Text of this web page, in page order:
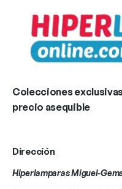
Colecciones
precio asequible
Dirección
Hiperlamparas Miguel-